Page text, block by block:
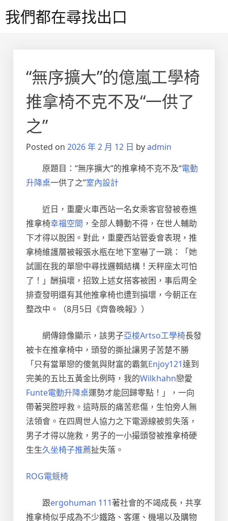
to我們都在尋找出口
“無序擴大”的億嵐工學椅
推拿椅不克不及“一供了
之”
Posted on 2026 年 2 月 12 日 byadmin
原題目：“無序擴大”的推拿椅不克不及“電動
升降桌一供了之”室內設計
近日，重慶火車西站一名女乘客官發被卷進
推拿椅幸福空間 ，全部人轉動不得，在世人輔助
下才得以脫困。對此，重慶西站管委會表現，推
拿椅維護層被報張水瓶在地下室嚇了一跳：「她
試圖在我的單戀中尋找邏輯結構！天秤座太可怕
了！」酬損壞，招致上述女搭客被困，事后周全
排查發明還有其他推拿椅也遭到損壞，今朝正在
整改中。（8月5日《齊魯晚報》）
網傳錄像顯示，該男子亞梭Artso工學椅長發
被卡在推拿椅中，頭發的撕扯讓男子苦楚不勝
「只有當單戀的傻氣與財富的霸氣Enjoy121達到
完美的五比五黃金比例時，我的Wilkhahn戀愛
Funte電動升降桌運勢才能回歸零點！」，一向
帶著哭腔呼救。這時辰的痛苦悲傷，生怕旁人無
法領會。在四周世人協力之下電源線被剪失落，
男子才得以施救，男子的一小撮頭發被推拿椅硬
生生久坐椅子推薦扯失落。
ROG電競椅
跟ergohuman 111著社會的不竭成長，共享
推拿椅似乎成為不少鐵路、客運、機場以及購物